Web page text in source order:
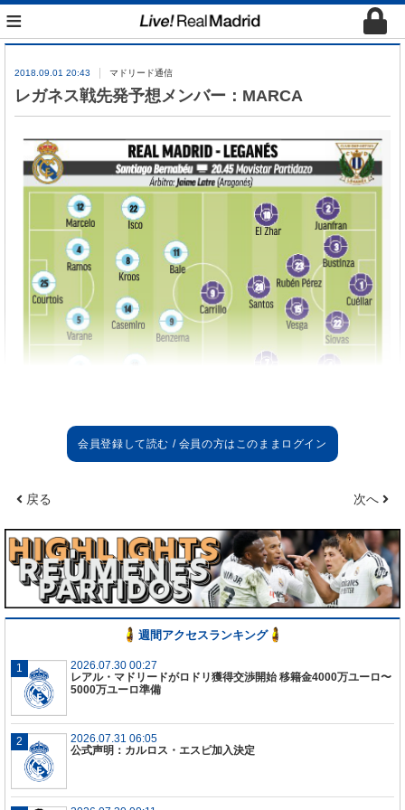
≡
2018.09.01 20:43 マドリード通信
レガネス戦先発予想メンバー：MARCA
レアル・マドリード 4−4−2
モス、マルセロ：カゼミーロ、クロース、モドリッ
チ、イスコ：ベンゼマ、ベール
レガネス 4−2−3−1
クエージャル：フアンフラン、ブスタンサ、シオバ
ス、ホナタン・シルバ：ルベン・ペレス、ベスガ、
エル・サハル、サントス、オヘダ：カリージョ
戻る 次へ
週間アクセスランキング
2026.07.30 00:27
レアル・マドリードがロドリ獲得交渉開始 移籍金4000万ユーロ〜
5000万ユーロ準備
2026.07.31 06:05
公式声明：カルロス・エスピ加入決定